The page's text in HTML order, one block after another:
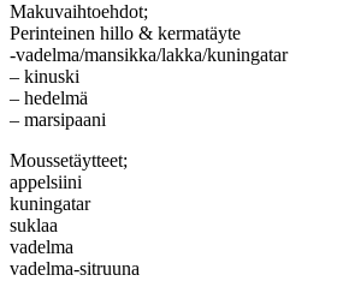
Makuvaihtoehdot;
Perinteinen hillo & kermatäyte
-vadelma/mansikka/lakka/kuningatar
– kinuski
– hedelmä
– marsipaani
Moussetäytteet;
appelsiini
kuningatar
suklaa
vadelma
vadelma-sitruuna